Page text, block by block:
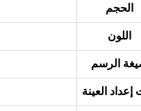
الحجم
اللون
الرسم
العينة